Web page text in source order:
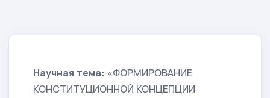
Научная тема: «ФОРМИРОВАНИЕ
КОНСТИТУЦИОННОЙ КОНЦЕПЦИИ